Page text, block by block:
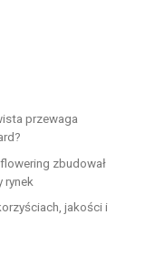
przewaga
zbudował
rynek
jakości i